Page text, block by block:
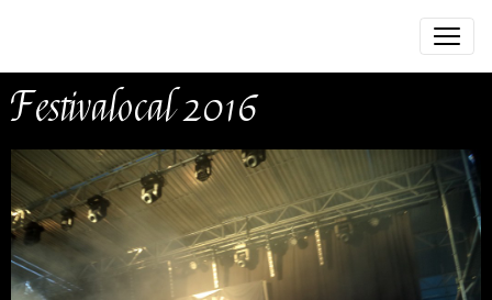
Festivalocal 2016